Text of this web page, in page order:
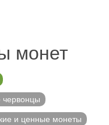
монет
червонцы
и ценные монеты